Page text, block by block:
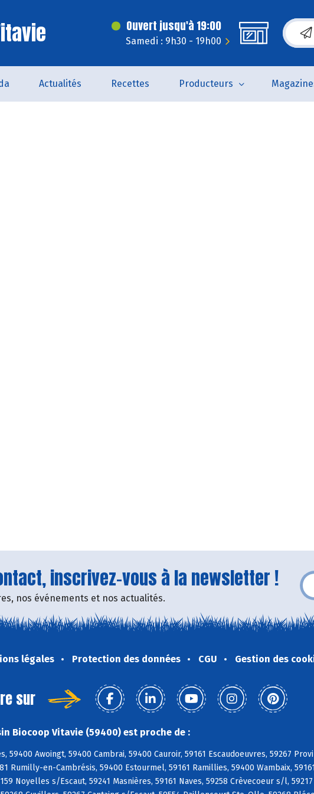
Ouvert jusqu'à 19:00
Samedi : 9h30 - 19h00
Actualités Recettes Producteurs
inscrivez-vous à la newsletter !
nos événements et nos actualités.
légales Protection des données CGU Gestion des
sur
Biocoop Vitavie (59400) est proche de :
59400 Awoingt, 59400 Cambrai, 59400 Cauroir, 59161 Escaudoeuvres, 59267
Rumilly-en-Cambrésis, 59400 Estourmel, 59161 Ramillies, 59400 Wambaix,
Noyelles s/Escaut, 59241 Masnières, 59161 Naves, 59258 Crèvecoeur s/l,